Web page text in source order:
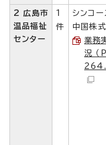
2 広島市
温品福祉
センター
1
件
シンコー
中国株
業務
況 （